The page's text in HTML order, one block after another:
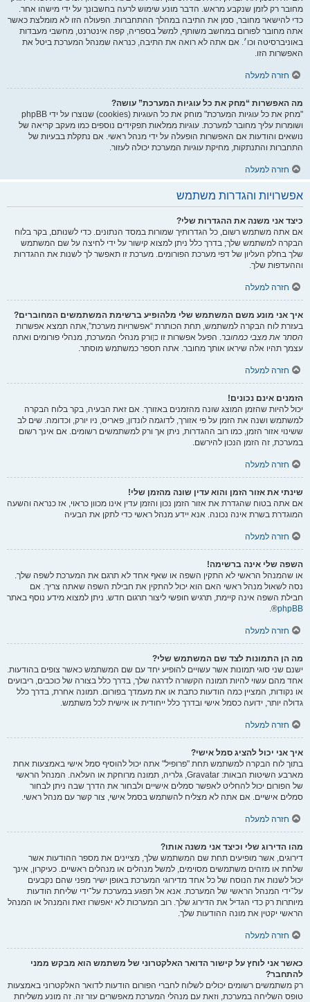
מחובר רק לזמן שנקבע מראש. הדבר מונע שימוש לרעה בחשבונך על ידי מישהו אחר.
כדי להישאר מחובר, סמן את התיבה במהלך ההתחברות. הפעולה הזו לא מומלצת כאשר
אתה מחובר לפורום במחשב משותף, למשל בספריה, קפה אינטרנט, מחשבי מעבדות
באוניברסיטה וכו׳. אם אתה לא רואה את התיבה, כנראה שמנהל המערכת ביטל את
האפשרות הזו.
חזרה למעלה
מה האפשרות “מחק את כל עוגיות המערכת” עושה?
"מחק את כל עוגיות המערכת" מוחק את כל העוגיות (cookies) שנוצרו על ידי phpBB
ושומרות עליך מחובר למערכת. עוגיות ממלאות תפקידים נוספים כמו מעקב קריאה של
נושאים והודעות אם האפשרות הופעלה על ידי מנהל ראשי. אם נתקלת בבעיות של
התחברות והתנתקות, מחיקת עוגיות המערכת יכולה לעזור.
חזרה למעלה
אפשרויות והגדרות משתמש
כיצד אני משנה את ההגדרות שלי?
אם אתה משתמש רשום, כל הגדרותיך שמורות במסד הנתונים. כדי לשנותם, בקר בלוח
הבקרה למשתמש שלך; בדרך כלל ניתן למצוא קישור על ידי לחיצה על שם המשתמש
שלך בחלק העליון של דפי מערכת הפורומים. מערכת זו תאפשר לך לשנות את ההגדרות
וההעדפות שלך.
חזרה למעלה
איך אני מונע משם המשתמש שלי מלהופיע ברשימת המשתמשים המחוברים?
בעזרת לוח הבקרה למשתמש, תחת הכותרת “אפשרויות מערכת”,אתה תמצא אפשרות
הסתר את מצבי כמחובר. הפעל אפשרות זו כןורק מנהלי המערכת, מנהלי פורומים ואתה
עצמך תהיו אלה שיראו אותך מחובר. אתה תספר כמשתמש מוסתר.
חזרה למעלה
הזמנים אינם נכונים!
יכול להיות שהזמן המוצג שונה מהזמנים באזורך. אם זאת הבעיה, בקר בלוח הבקרה
למשתמש ושנה את הזמן על פי אזורך, לדוגמה לונדון, פאריס, ניו יורק, וכדומה. שים לב
ששינוי אזור הזמן, כמו רוב ההגדרות, ניתן אך ורק למשתמשים רשומים. אם אינך רשום
במערכת, זה הזמן הנכון להירשם.
חזרה למעלה
שינתי את אזור הזמן והוא עדין שונה מהזמן שלי!
אם אתה בטוח שהגדרת את אזור הזמן נכון והזמן עדין אינו מכוון כראוי, אז כנראה והשעה
המוגדרת בשרת אינה נכונה. אנא יידע מנהל ראשי כדי לתקן את הבעיה
חזרה למעלה
השפה שלי אינה ברשימה!
או שהמנהל הראשי לא התקין השפה או שאף אחד לא תרגם את המערכת לשפה שלך.
נסה לשאול מנהל ראשי האם הוא יכול להתקין את חבילת השפה שאתה צריך. אם
חבילת השפה אינה קיימת, תרגיש חופשי ליצור תרגום חדש. ניתן למצוא מידע נוסף באתר
phpBB
®.
חזרה למעלה
מה הן התמונות לצד שם המשתמש שלי?
ישנם שני סוגי תמונות אשר עשויים להופיע יחד עם שם המשתמש כאשר צופים בהודעות.
אחד מהם עשוי להיות תמונה הקשורה לדרגה שלך, בדרך כלל בצורה של כוכבים, ריבועים
או נקודות, המציין כמה הודעות כתבת או את מעמדך בפורום. תמונה אחרת, בדרך כלל
גדולה יותר, ידועה כסמל אישי ובדרך כלל ייחודית או אישית לכל משתמש.
חזרה למעלה
איך אני יכול להציג סמל אישי?
בתוך לוח הבקרה למשתמש תחת "פרופיל" אתה יכול להוסיף סמל אישי באמצעות אחת
מארבע השיטות הבאות: Gravatar, גלריה, תמונה מרוחקת או העלאה. המנהל הראשי
של הפורום יכול להחליט לאפשר סמלים אישיים ולבחור את הדרך שבה ניתן לבחור
סמלים אישיים. אם אתה לא מצליח להשתמש בסמל אישי, צור קשר עם מנהל ראשי.
חזרה למעלה
מהו הדירוג שלי וכיצד אני משנה אותו?
דירוגים, אשר מופיעים תחת שם המשתמש שלך, מציינים את מספר ההודעות אשר
שלחת או מזהים משתמשים מסוימים, למשל מנהלים או מנהלים ראשיים. כעיקרון, אינך
יכול לשנות את הנוסח של כל אחד מדירוגי המערכת באופן ישיר מפני שהם נקבעים
על־ידי המנהל הראשי של המערכת. אנא אל תפגע במערכת על־ידי שליחת הודעות
מיותרות רק כדי הגדיל את הדירוג שלך. רוב המערכות לא יאפשרו זאת והמנהל או המנהל
הראשי יקטין את מונה ההודעות שלך.
חזרה למעלה
כאשר אני לוחץ על קישור הדואר האלקטרוני של משתמש הוא מבקש ממני
להתחבר?
רק משתמשים רשומים יכולים לשלוח לחברי הפורום הודעות לדואר האלקטרוני באמצעות
טופס השליחה במערכת, וזאת עם מנהלי המערכת מאפשרים עזר זה. זה מונע משליחת